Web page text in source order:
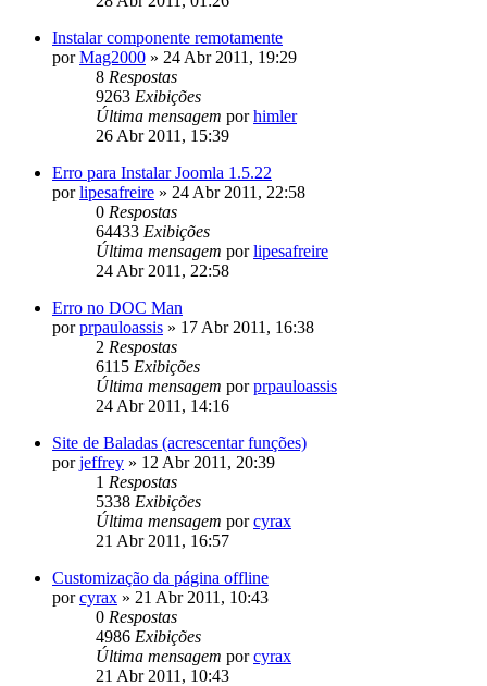
Instalar componente remotamente
porMag2000 » 24 Abr 2011, 19:29
8 Respostas
9263 Exibições
Última mensagem porhimler
26 Abr 2011, 15:39
Erro para Instalar Joomla 1.5.22
porlipesafreire » 24 Abr 2011, 22:58
0 Respostas
64433 Exibições
Última mensagem porlipesafreire
24 Abr 2011, 22:58
Erro no DOC Man
porprpauloassis » 17 Abr 2011, 16:38
2 Respostas
6115 Exibições
Última mensagem porprpauloassis
24 Abr 2011, 14:16
Site de Baladas (acrescentar funções)
porjeffrey » 12 Abr 2011, 20:39
1 Respostas
5338 Exibições
Última mensagem porcyrax
21 Abr 2011, 16:57
Customização da página offline
porcyrax » 21 Abr 2011, 10:43
0 Respostas
4986 Exibições
Última mensagem porcyrax
21 Abr 2011, 10:43